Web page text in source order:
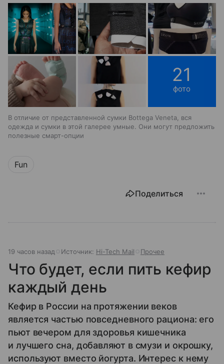
21
фото
В отличие от представленной сумки Bottega Veneta, вся
одежда и сумки в этой галерее умные. Они могут предложить
полезные смарт-опции
Fun
Поделиться
19 часов назад Источник: Hi-Tech Mail Прочее
Что будет, если пить кефир
каждый день
Кефир в России на протяжении веков
является частью повседневного рациона: его
пьют вечером для здоровья кишечника
и лучшего сна, добавляют в смузи и окрошку,
используют вместо йогурта. Интерес к нему